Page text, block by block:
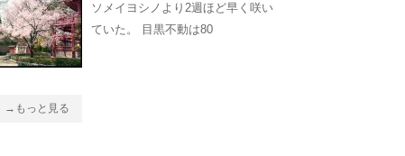
ソメイヨシノより2週ほど早く咲い
ていた。 目黒不動は80
→もっと見る